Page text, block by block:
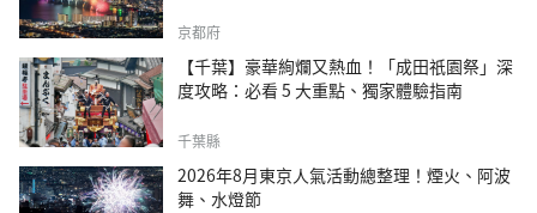
京都府
【千葉】豪華絢爛又熱血！「成田祇園祭」深
度攻略：必看 5 大重點、獨家體驗指南
千葉縣
2026年8月東京人氣活動總整理！煙火、阿波
舞、水燈節